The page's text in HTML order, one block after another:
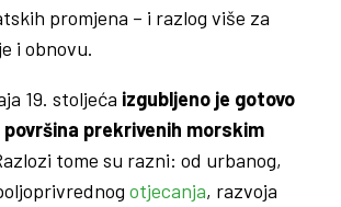
promjena – i razlog više za
i obnovu.
19. stoljeća izgubljeno je gotovo
prekrivenih morskim
tome su razni: od urbanog,
otjecanja, razvoja